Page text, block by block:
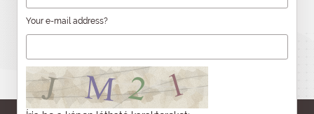
Your e-mail address?